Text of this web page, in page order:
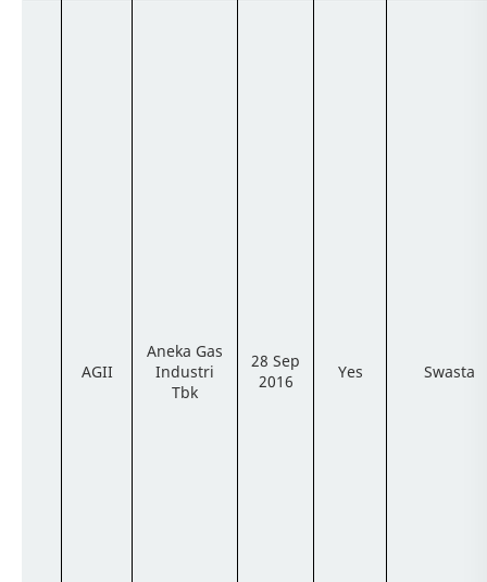
AGII
Aneka Gas
Industri
Tbk
28 Sep
2016
Yes Swasta